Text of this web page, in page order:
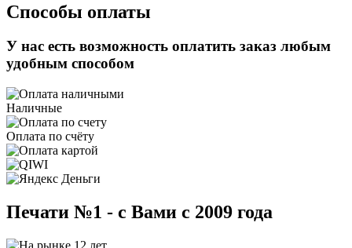
Способы оплаты
У нас есть возможность оплатить заказ любым
удобным способом
Наличные
Оплата по счёту
Печати №1 - с Вами с 2009 года